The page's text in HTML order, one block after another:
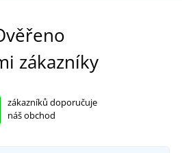
zákazníky
zákazníků doporučuje
náš obchod